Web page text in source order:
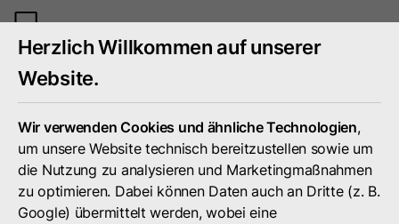
Herzlich Willkommen auf unserer
Website.
Wir verwenden Cookies und ähnliche Technologien,
um unsere Website technisch bereitzustellen sowie um
die Nutzung zu analysieren und Marketingmaßnahmen
zu optimieren. Dabei können Daten auch an Dritte (z. B.
Google) übermittelt werden, wobei eine